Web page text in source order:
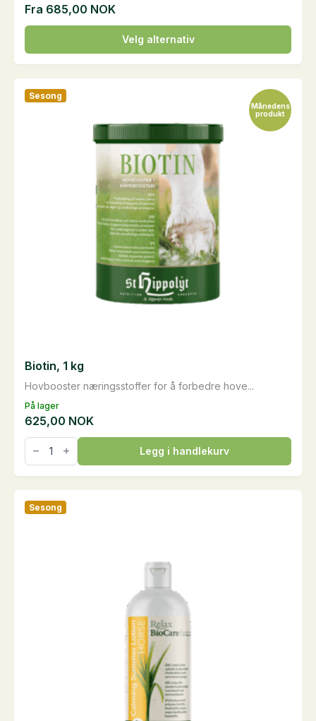
Fra 685,00 NOK
Velg alternativ
Dette
produktet
har
flere
varianter.
Alternativene
På lager
Sesong
Månedens
produkt
Hovbooster næringsstoffer for å forbedre hove...
Biotin, 1 kg
625,00 NOK
Biotin,
kg
antall
Legg i handlekurv
Sesong